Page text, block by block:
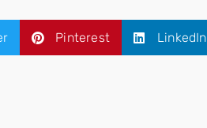
Pinterest LinkedIn